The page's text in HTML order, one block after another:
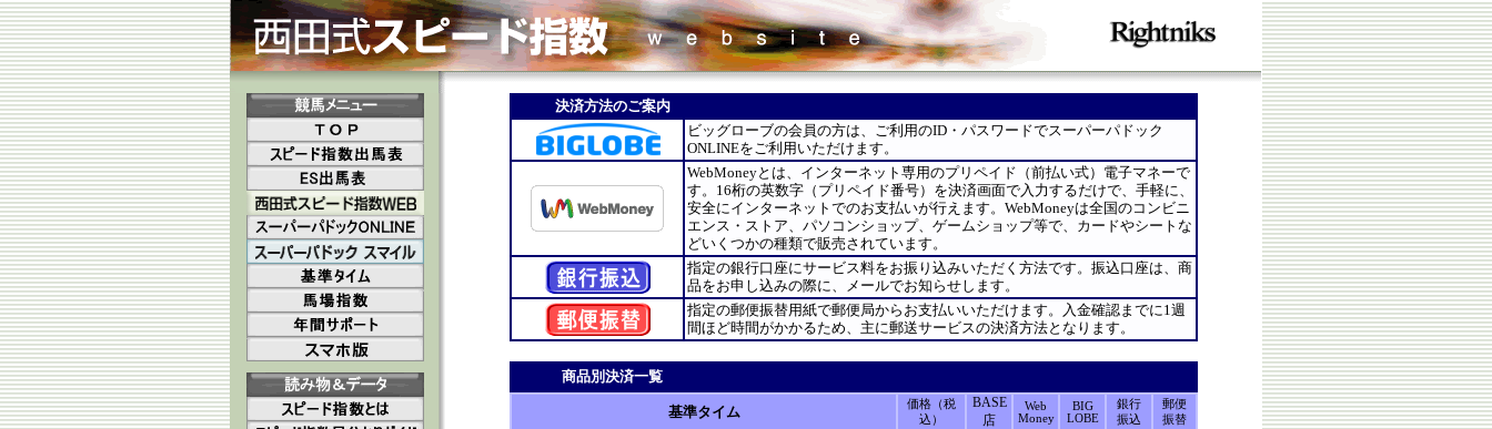
決済方法のご案内
ビッグローブの会員の方は、ご利用のID・パスワードでスーパーパドック
ONLINEをご利用いただけます。
WebMoneyとは、インターネット専用のプリペイド（前払い式）電子マネーで
す。16桁の英数字（プリペイド番号）を決済画面で入力するだけで、手軽に、
安全にインターネットでのお支払いが行えます。WebMoneyは全国のコンビニ
エンス・ストア、パソコンショップ、ゲームショップ等で、カードやシートな
どいくつかの種類で販売されています。
指定の銀行口座にサービス料をお振り込みいただく方法です。振込口座は、商
品をお申し込みの際に、メールでお知らせします。
指定の郵便振替用紙で郵便局からお支払いいただけます。入金確認までに1週
間ほど時間がかかるため、主に郵送サービスの決済方法となります。
商品別決済一覧
基準タイム
価格（税
込）
BASE
店
Web
Money
BIG
LOBE
銀行
振込
郵便
振替